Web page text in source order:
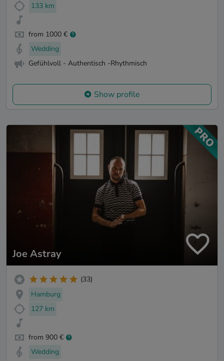
133 km
from 1000 €
Wedding
Gefühlvoll - Authentisch -Rhythmisch
Show profile
Joe Astray
(33)
Hamburg
127 km
from 900 €
Wedding